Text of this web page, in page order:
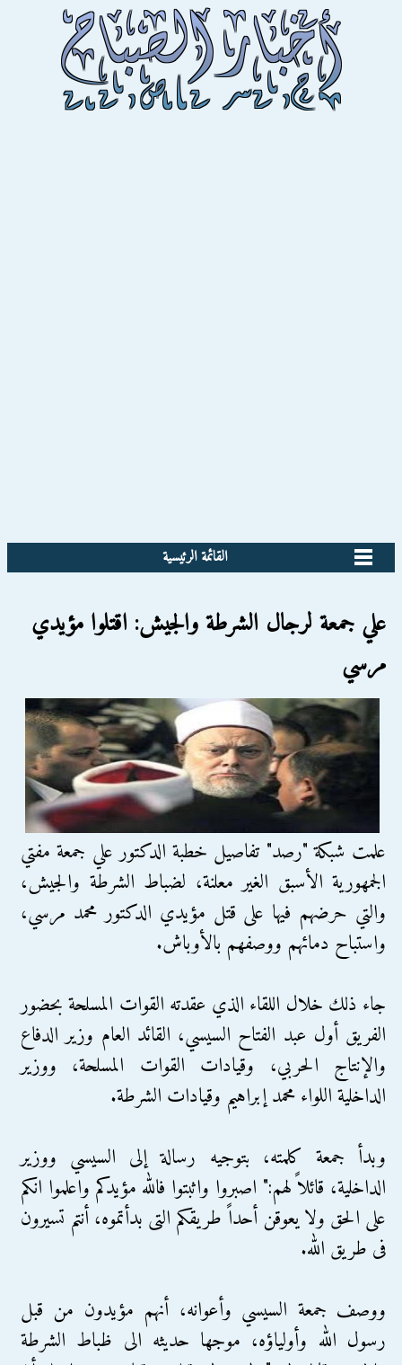
القائمة الرئيسية
علي جمعة لرجال الشرطة والجيش: اقتلوا مؤيدي
مرسي
علمت شبكة "رصد" تفاصيل خطبة الدكتور علي جمعة مفتي
الجمهورية الأسبق الغير معلنة، لضباط الشرطة والجيش،
والتي حرضهم فيها على قتل مؤيدي الدكتور محمد مرسي،
واستباح دمائهم ووصفهم بالأوباش.
جاء ذلك خلال اللقاء الذي عقدته القوات المسلحة بحضور
الفريق أول عبد الفتاح السيسي، القائد العام وزير الدفاع
والإنتاج الحربي، وقيادات القوات المسلحة، ووزير
الداخلية اللواء محمد إبراهيم وقيادات الشرطة.
وبدأ جمعة كلمته، بتوجيه رسالة إلى السيسي ووزير
الداخلية، قائلاً لهم:" اصبروا واثبتوا فالله مؤيدكم واعلموا انكم
على الحق ولا يعوقن أحداً طريقكم التى بدأتموه، أنتم تسيرون
فى طريق الله.
ووصف جمعة السيسي وأعوانه، أنهم مؤيدون من قبل
رسول الله وأولياؤه، موجها حديثه الى ظباط الشرطة